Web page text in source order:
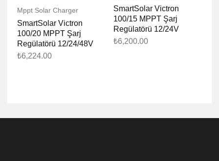
Mppt Solar Charger
SmartSolar Victron
100/20 MPPT Şarj
Regülatörü 12/24/48V
₺6,224.00
SmartSolar Victron
100/15 MPPT Şarj
Regülatörü 12/24V
₺6,200.00